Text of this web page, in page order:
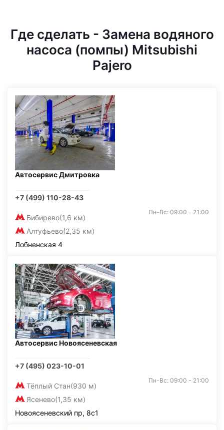
Где сделать - Замена водяного
насоса (помпы) Mitsubishi
Pajero
Автосервис Дмитровка
+7 (499) 110-28-43
Бибирево(1,6 км)
Алтуфьево(2,35 км)
Пн-Вс: 09:00 - 21:00
Лобненская 4
Автосервис Новоясеневская
+7 (495) 023-10-01
Тёплый Стан(930 м)
Ясенево(1,35 км)
Пн-Вс: 09:00 - 21:00
Новоясеневский пр, 8с1